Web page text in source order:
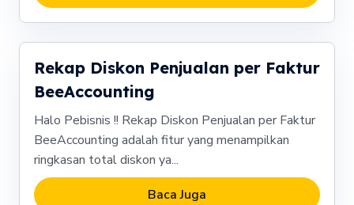
Rekap Diskon Penjualan per Faktur
BeeAccounting
Halo Pebisnis !! Rekap Diskon Penjualan per Faktur
BeeAccounting adalah fitur yang menampilkan
ringkasan total diskon ya...
Baca Juga